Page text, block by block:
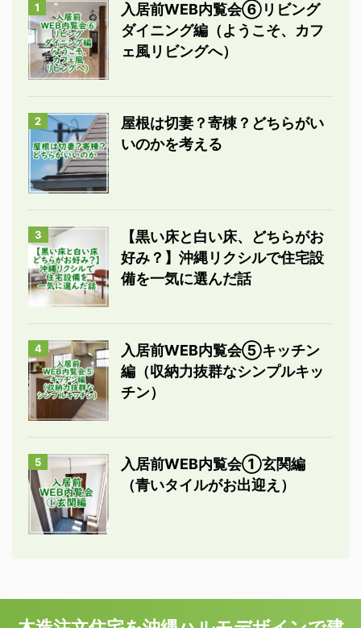
1
入居前WEB内覧会⑥リビング
ダイニング編（ようこそ、カフ
ェ風リビングへ）
2
屋根は切妻？寄棟？どちらがい
いのかを考える
3
【黒い床と白い床、どちらがお
好み？】沖縄リクシルで住宅設
備を一気に選んだ話
4
入居前WEB内覧会⑤キッチン
編（収納力抜群なシンプルキッ
チン）
5
入居前WEB内覧会①玄関編
（青いタイルがお出迎え）